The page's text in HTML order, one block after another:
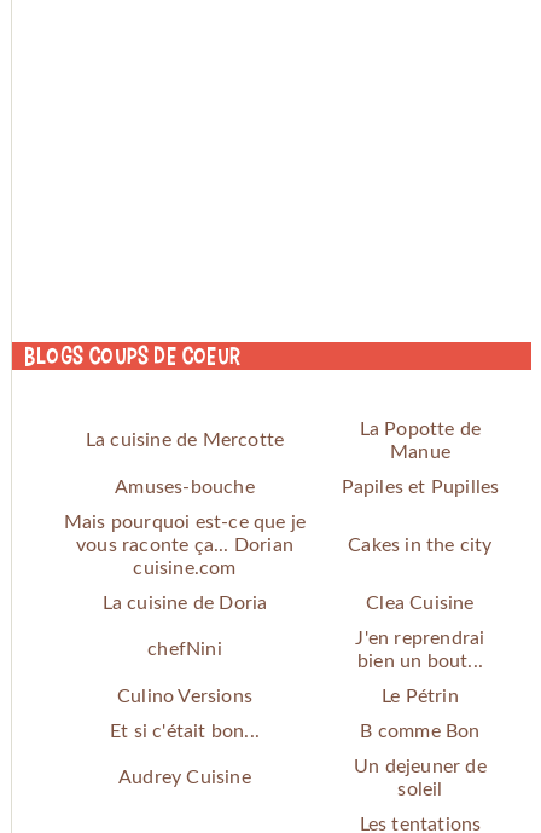
Blogs coups de coeur
La cuisine de Mercotte
La Popotte de
Manue
Amuses-bouche
Papiles et Pupilles
Mais pourquoi est-ce que je
vous raconte ça... Dorian
cuisine.com
Cakes in the city
La cuisine de Doria Clea Cuisine
chefNini
J'en reprendrai
bien un bout...
Culino Versions
Le Pétrin
Et si c'était bon...
B comme Bon
Audrey Cuisine
Un dejeuner de
soleil
Les tentations